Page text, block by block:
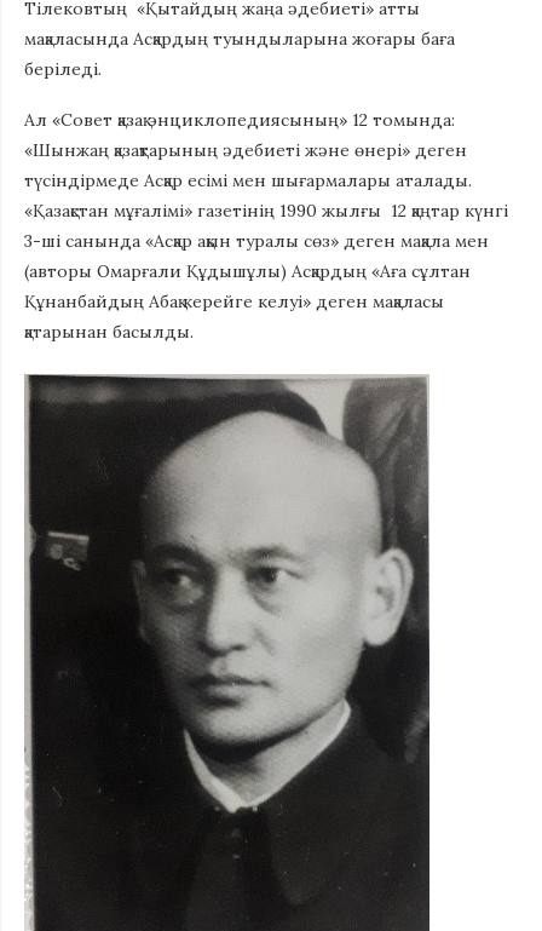
Тілековтың «Қытайдың жаңа әдебиеті» атты
мақаласында Асқардың туындыларына жоғары баға
беріледі.
Ал «Совет қазақ энциклопедиясының» 12 томында:
«Шынжаң қазақтарының әдебиеті және өнері» деген
түсіндірмеде Асқар есімі мен шығармалары аталады.
«Қазақстан мұғалімі» газетінің 1990 жылғы 12 қаңтар күнгі
3-ші санында «Асқар ақын туралы сөз» деген мақала мен
(авторы Омарғали Құдышұлы) Асқардың «Аға сұлтан
Құнанбайдың Абақ керейге келуі» деген мақаласы
қатарынан басылды.